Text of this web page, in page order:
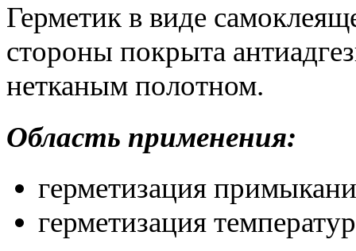
Герметик в виде
стороны покрыта
нетканым полотном.
Область применения:
герметизация
герметизация